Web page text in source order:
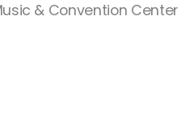
& Convention Center